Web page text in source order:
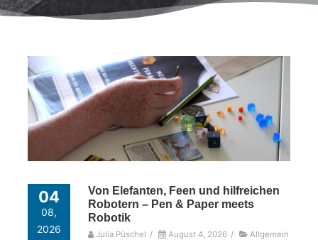
04
08,
2026
Von Elefanten, Feen und hilfreichen
Robotern – Pen & Paper meets
Robotik
Julia Püschel / August 4, 2026 / Allgemein